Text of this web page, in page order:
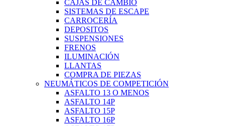
CAJAS DE CAMBIO
SISTEMAS DE ESCAPE
CARROCERÍA
DEPOSITOS
SUSPENSIONES
FRENOS
ILUMINACIÓN
LLANTAS
COMPRA DE PIEZAS
NEUMÁTICOS DE COMPETICIÓN
ASFALTO 13 O MENOS
ASFALTO 14P
ASFALTO 15P
ASFALTO 16P